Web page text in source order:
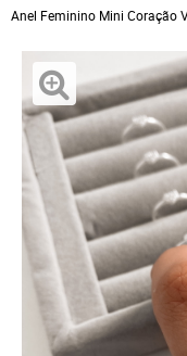
Anel Feminino Mini Coração